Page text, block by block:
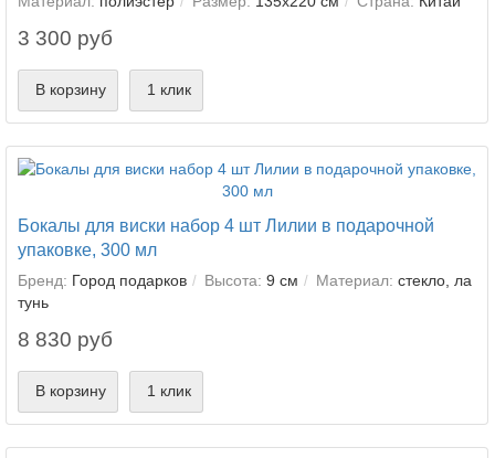
3 300 руб
В корзину 1 клик
Бокалы для виски набор 4 шт Лилии в подарочной
упаковке, 300 мл
Бренд: Город подарков Высота: 9 см Материал: стекло, ла
тунь
8 830 руб
В корзину 1 клик